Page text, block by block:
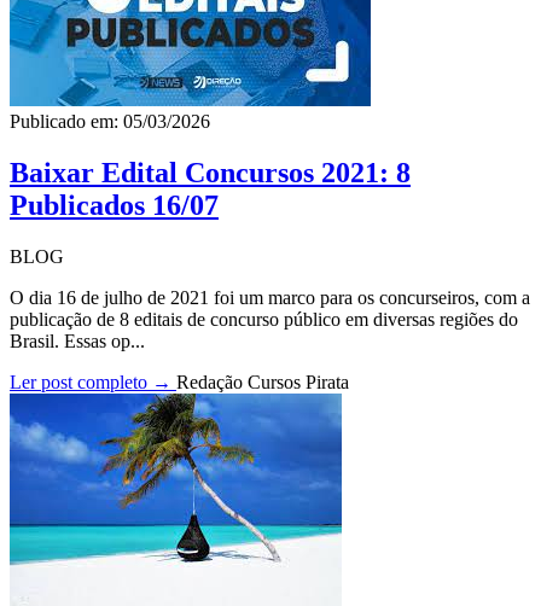
Publicado em: 05/03/2026
Baixar Edital Concursos 2021: 8
Publicados 16/07
BLOG
O dia 16 de julho de 2021 foi um marco para os concurseiros, com a
publicação de 8 editais de concurso público em diversas regiões do
Brasil. Essas op...
Ler post completo → Redação Cursos Pirata